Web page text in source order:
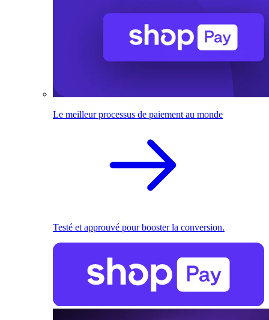
Le meilleur processus de paiement au monde
Testé et approuvé pour booster la conversion.